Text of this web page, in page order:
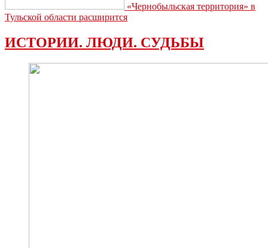
«Чернобыльская территория» в
Тульской области расширится
ИСТОРИИ. ЛЮДИ. СУДЬБЫ